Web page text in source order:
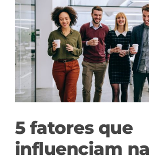
Image
5 fatores que
influenciam na